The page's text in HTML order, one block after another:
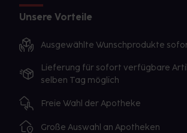
Unsere Vorteile
Ausgewählte Wunschprodukte
Lieferung für sofort verfügbare
selben Tag möglich
Freie Wahl der Apotheke
Große Auswahl an Apotheken